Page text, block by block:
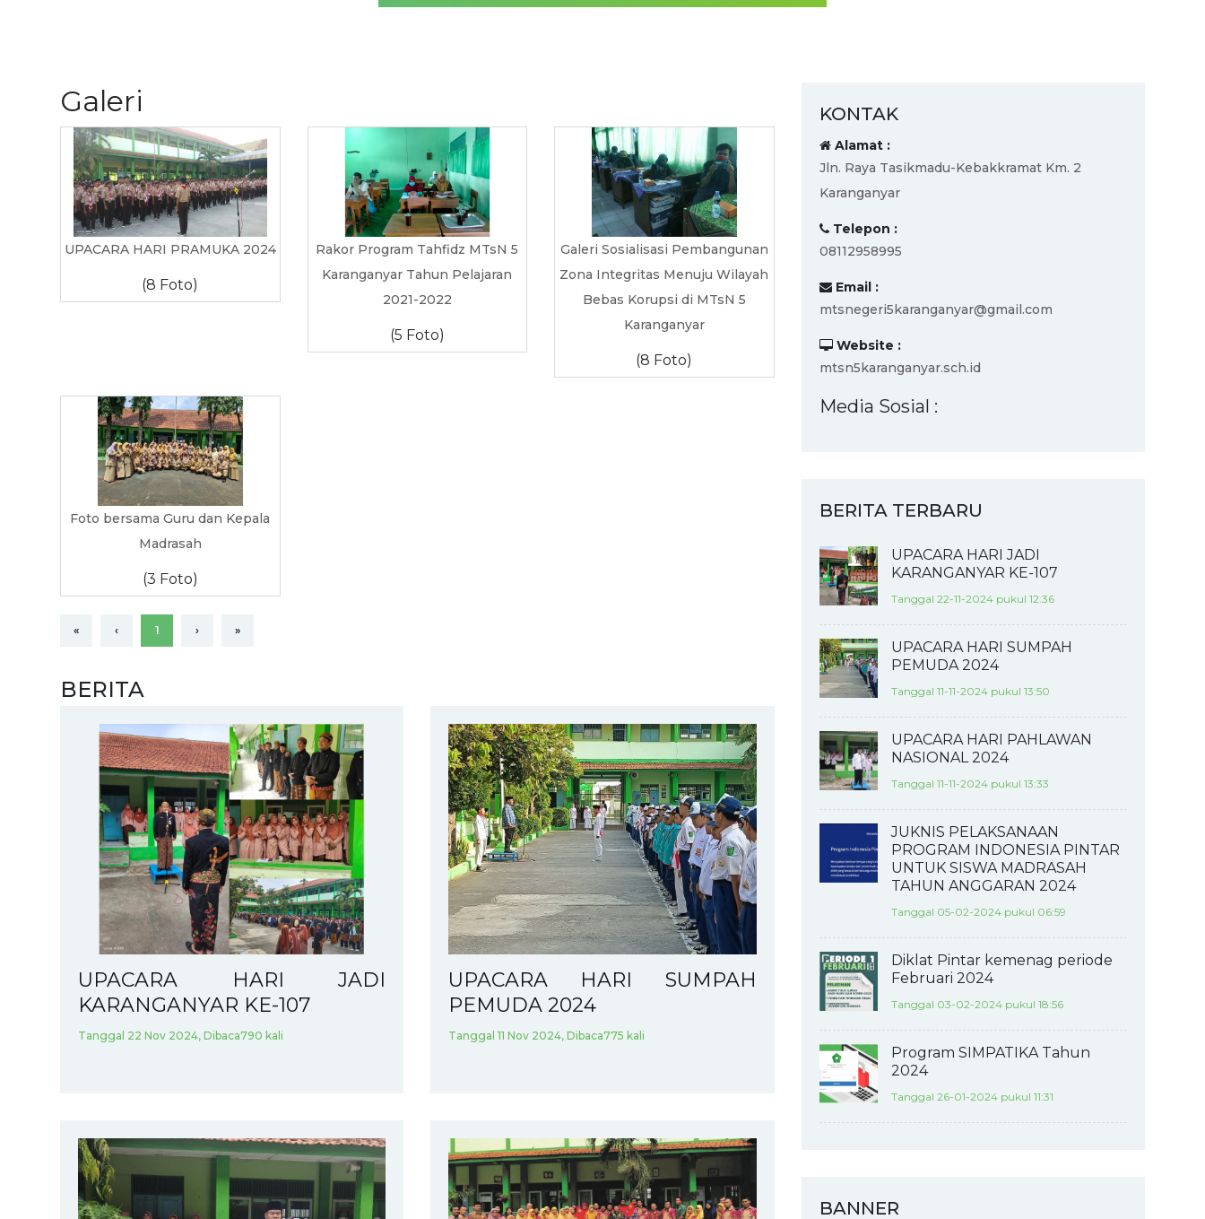
Galeri
UPACARA HARI PRAMUKA 2024
(8 Foto)
Rakor Program Tahfidz MTsN 5
Karanganyar Tahun Pelajaran
2021-2022
(5 Foto)
Galeri Sosialisasi Pembangunan
Zona Integritas Menuju Wilayah
Bebas Korupsi di MTsN 5
Karanganyar
(8 Foto)
Foto bersama Guru dan Kepala
Madrasah
(3 Foto)
« ‹ 1 › »
BERITA
UPACARA HARI JADI
KARANGANYAR KE-107
Tanggal 22 Nov 2024, Dibaca790 kali
UPACARA HARI SUMPAH
PEMUDA 2024
Tanggal 11 Nov 2024, Dibaca775 kali
KONTAK
Alamat :
Jln. Raya Tasikmadu-Kebakkramat Km. 2
Karanganyar
Telepon :
08112958995
Email :
mtsnegeri5karanganyar@gmail.com
Website :
mtsn5karanganyar.sch.id
Media Sosial :
BERITA TERBARU
UPACARA HARI JADI
KARANGANYAR KE-107
Tanggal 22-11-2024 pukul 12:36
UPACARA HARI SUMPAH
PEMUDA 2024
Tanggal 11-11-2024 pukul 13:50
UPACARA HARI PAHLAWAN
NASIONAL 2024
Tanggal 11-11-2024 pukul 13:33
JUKNIS PELAKSANAAN
PROGRAM INDONESIA PINTAR
UNTUK SISWA MADRASAH
TAHUN ANGGARAN 2024
Tanggal 05-02-2024 pukul 06:59
Diklat Pintar kemenag periode
Februari 2024
Tanggal 03-02-2024 pukul 18:56
Program SIMPATIKA Tahun
2024
Tanggal 26-01-2024 pukul 11:31
BANNER